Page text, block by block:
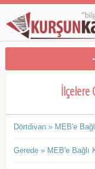
İlçelere
Dörtdivan » MEB'e
Gerede » MEB'e Bağlı